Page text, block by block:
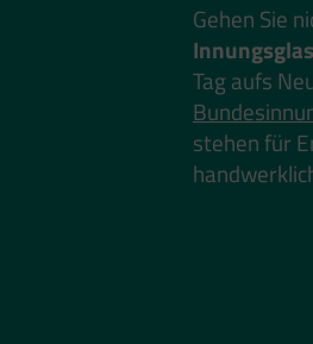
Gehen Sie
Tag aufs
stehen für